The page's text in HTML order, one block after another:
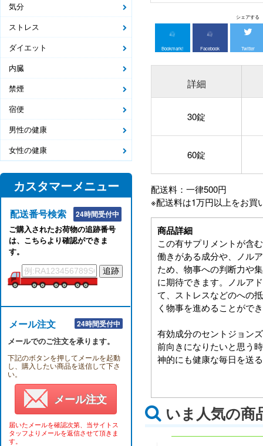
気分
ストレス
ダイエット
内臓
禁煙
宿便
男性の健康
女性の健康
カスタマーメニュー
配送番号検索 24時間受付中
ご購入されたお荷物の追跡番号
は、こちらより確認ができま
す。
メール注文 24時間受付中
メールでのご注文を承ります。
下記のボタンを押してメールを起動
し、購入したい商品を送信して下さ
い。
メール注文
届いたメールを確認次第、当サイトス
タッフよりメールを返信させて頂きま
す。
シェアする
Bookmark! Facebook Twitter
詳細
30錠
60錠
配送料：一律500円
※配送料は1万円以上をお買
商品詳細
この有サプリメントが含
働きがある成分や、ノル
ため、物事への判断力や
に期待できます。ノルア
て、ストレスなどのへの
く物事を進めることがで
有効成分のセントジョン
前向きになりたいと思う
神的にも健康な毎日を送
いま人気の商